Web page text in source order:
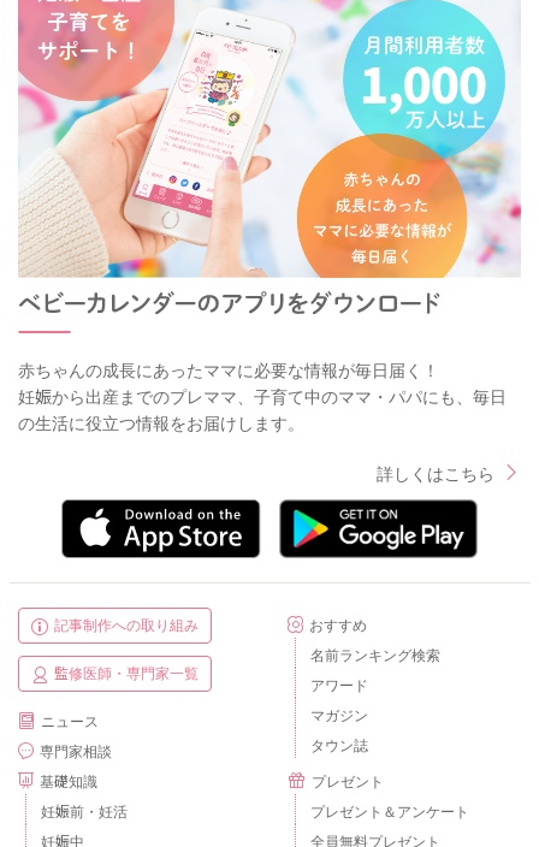
赤ちゃんの成長にあったママに必要な情報が毎日届く！
妊娠から出産までのプレママ、子育て中のママ・パパにも、毎日
の生活に役立つ情報をお届けします。
詳しくはこちら
記事制作への取り組み
監修医師・専門家一覧
ニュース
専門家相談
基礎知識
妊娠前・妊活
妊娠中
おすすめ
名前ランキング検索
アワード
マガジン
タウン誌
プレゼント
プレゼント＆アンケート
全員無料プレゼント